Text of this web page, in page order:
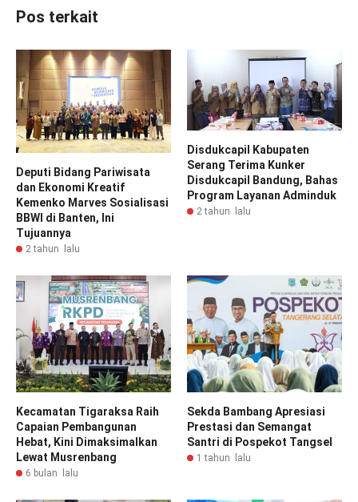
Pos terkait
Deputi Bidang Pariwisata
dan Ekonomi Kreatif
Kemenko Marves Sosialisasi
BBWI di Banten, Ini
Tujuannya
2 tahun lalu
Disdukcapil Kabupaten
Serang Terima Kunker
Disdukcapil Bandung, Bahas
Program Layanan Adminduk
2 tahun lalu
Kecamatan Tigaraksa Raih
Capaian Pembangunan
Hebat, Kini Dimaksimalkan
Lewat Musrenbang
6 bulan lalu
Sekda Bambang Apresiasi
Prestasi dan Semangat
Santri di Pospekot Tangsel
1 tahun lalu